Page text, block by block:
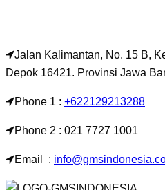
Jalan Kalimantan, No. 15 B,
Depok 16421. Provinsi Jawa
Phone 1 : +622129213288
Phone 2 : 021 7727 1001
Email :